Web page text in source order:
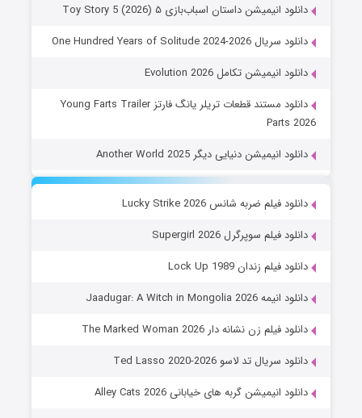
دانلود انیمیشن داستان اسباب‌بازی ۵ Toy Story 5 (2026)
دانلود سریال One Hundred Years of Solitude 2024-2026
دانلود انیمیشن تکامل Evolution 2026
دانلود مستند قطعات تریلر یانگ فارتز Young Farts Trailer
Parts 2026
دانلود انیمیشن دنیایی دیگر Another World 2025
دانلود فیلم ضربه شانس Lucky Strike 2026
دانلود فیلم سوپرگرل Supergirl 2026
دانلود فیلم زندان Lock Up 1989
دانلود انیمه Jaadugar: A Witch in Mongolia 2026
دانلود فیلم زن نشانه دار The Marked Woman 2026
دانلود سریال تد لاسو Ted Lasso 2020-2026
دانلود انیمیشن گربه های خیابانی Alley Cats 2026